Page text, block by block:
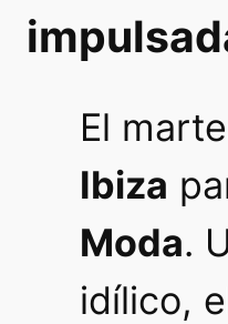
El
Ibiza
Moda.
idílico,